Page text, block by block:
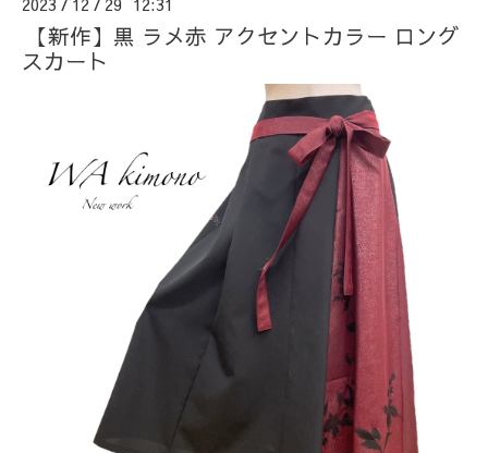
【新作】黒 ラメ赤 アクセントカラー ロング
スカート